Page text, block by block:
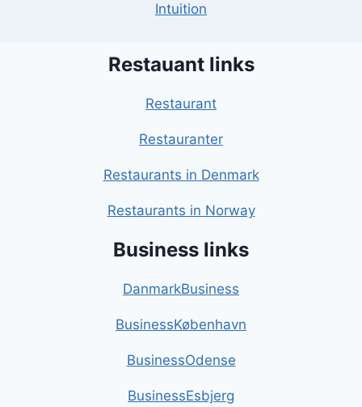
Intuition
Restauant links
Restaurant
Restauranter
Restaurants in Denmark
Restaurants in Norway
Business links
DanmarkBusiness
BusinessKøbenhavn
BusinessOdense
BusinessEsbjerg